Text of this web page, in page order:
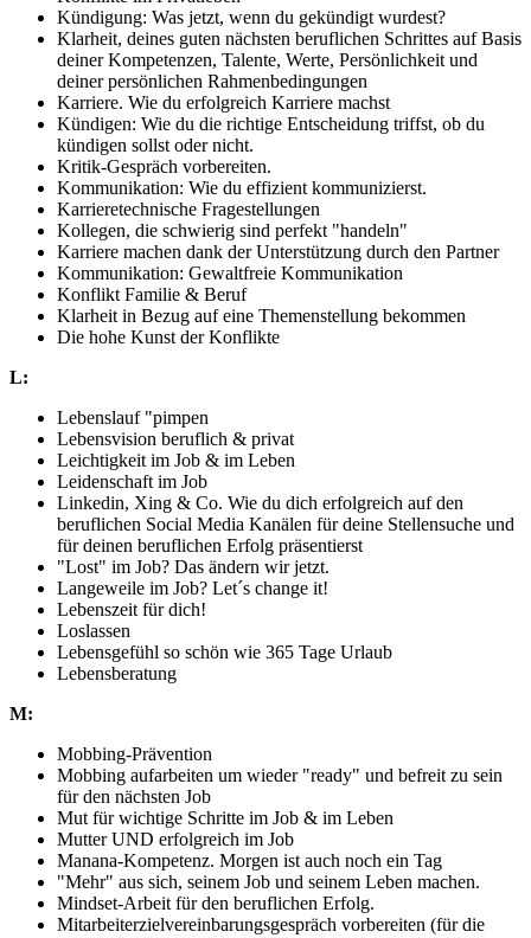
Kündigung: Was jetzt, wenn du gekündigt wurdest?
Klarheit, deines guten nächsten beruflichen Schrittes auf Basis
deiner Kompetenzen, Talente, Werte, Persönlichkeit und
deiner persönlichen Rahmenbedingungen
Karriere. Wie du erfolgreich Karriere machst
Kündigen: Wie du die richtige Entscheidung triffst, ob du
kündigen sollst oder nicht.
Kritik-Gespräch vorbereiten.
Kommunikation: Wie du effizient kommunizierst.
Karrieretechnische Fragestellungen
Kollegen, die schwierig sind perfekt "handeln"
Karriere machen dank der Unterstützung durch den Partner
Kommunikation: Gewaltfreie Kommunikation
Konflikt Familie & Beruf
Klarheit in Bezug auf eine Themenstellung bekommen
Die hohe Kunst der Konflikte
L:
Lebenslauf "pimpen
Lebensvision beruflich & privat
Leichtigkeit im Job & im Leben
Leidenschaft im Job
Linkedin, Xing & Co. Wie du dich erfolgreich auf den
beruflichen Social Media Kanälen für deine Stellensuche und
für deinen beruflichen Erfolg präsentierst
"Lost" im Job? Das ändern wir jetzt.
Langeweile im Job? Let´s change it!
Lebenszeit für dich!
Loslassen
Lebensgefühl so schön wie 365 Tage Urlaub
Lebensberatung
M:
Mobbing-Prävention
Mobbing aufarbeiten um wieder "ready" und befreit zu sein
für den nächsten Job
Mut für wichtige Schritte im Job & im Leben
Mutter UND erfolgreich im Job
Manana-Kompetenz. Morgen ist auch noch ein Tag
"Mehr" aus sich, seinem Job und seinem Leben machen.
Mindset-Arbeit für den beruflichen Erfolg.
Mitarbeiterzielvereinbarungsgespräch vorbereiten (für die